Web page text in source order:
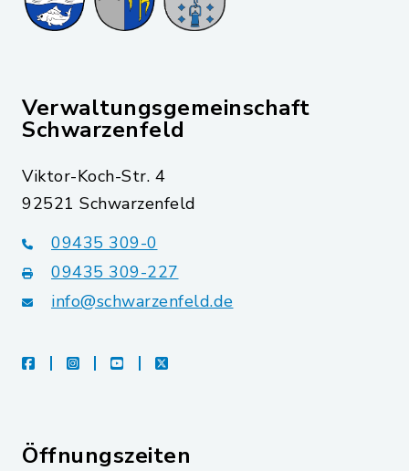
Verwaltungsgemeinschaft
Schwarzenfeld
Viktor-Koch-Str. 4
92521 Schwarzenfeld
09435 309-0
09435 309-227
info@schwarzenfeld.de
facebookinstagramyoutubeX
Öffnungszeiten